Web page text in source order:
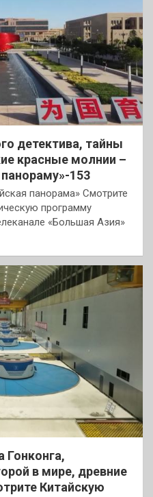
детектива, тайны
красные молнии –
153
панорама» Смотрите
программу
«Большая Азия»
Гонконга,
в мире, древние
Китайскую